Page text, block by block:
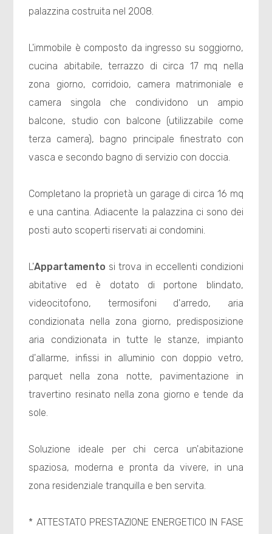
palazzina costruita nel 2008.
L'immobile è composto da ingresso su soggiorno,
cucina abitabile, terrazzo di circa 17 mq nella
zona giorno, corridoio, camera matrimoniale e
camera singola che condividono un ampio
balcone, studio con balcone (utilizzabile come
terza camera), bagno principale finestrato con
vasca e secondo bagno di servizio con doccia.
Completano la proprietà un garage di circa 16 mq
e una cantina. Adiacente la palazzina ci sono dei
posti auto scoperti riservati ai condomini.
L'Appartamento si trova in eccellenti condizioni
abitative ed è dotato di portone blindato,
videocitofono, termosifoni d'arredo, aria
condizionata nella zona giorno, predisposizione
aria condizionata in tutte le stanze, impianto
d'allarme, infissi in alluminio con doppio vetro,
parquet nella zona notte, pavimentazione in
travertino resinato nella zona giorno e tende da
sole.
Soluzione ideale per chi cerca un'abitazione
spaziosa, moderna e pronta da vivere, in una
zona residenziale tranquilla e ben servita.
* ATTESTATO PRESTAZIONE ENERGETICO IN FASE